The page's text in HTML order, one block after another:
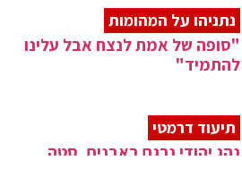
נתניהו על המהומות
"סופה של אמת לנצח אבל עלינו
להתמיד"
תיעוד דרמטי
נהג יהודי נרגם באבנים, סטה